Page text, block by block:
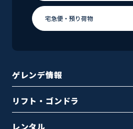
アクセス
宅急便・ 預り荷物
ゲレンデ情報
リフト・ゴンドラ
レンタル